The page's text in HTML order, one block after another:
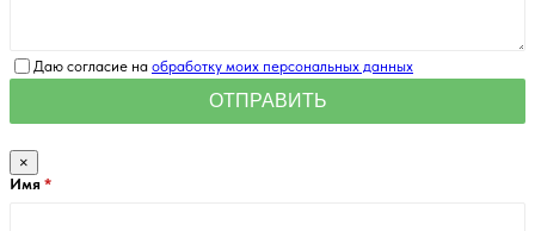
Даю согласие на обработку моих персональных данных
×
Имя